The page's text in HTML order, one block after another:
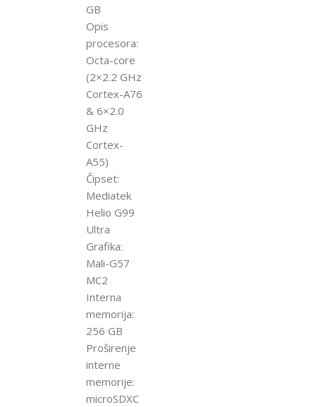
GB
Opis
procesora:
Octa-core
(2×2.2 GHz
Cortex-A76
& 6×2.0
GHz
Cortex-
A55)
Čipset:
Mediatek
Helio G99
Ultra
Grafika:
Mali-G57
MC2
Interna
memorija:
256 GB
Proširenje
interne
memorije:
microSDXC